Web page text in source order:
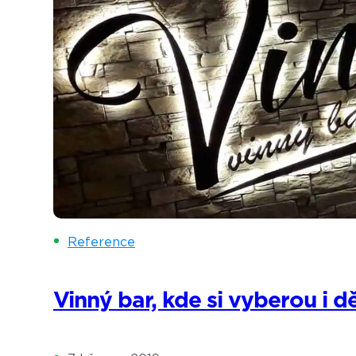
Reference
Vinný bar, kde si vyberou i